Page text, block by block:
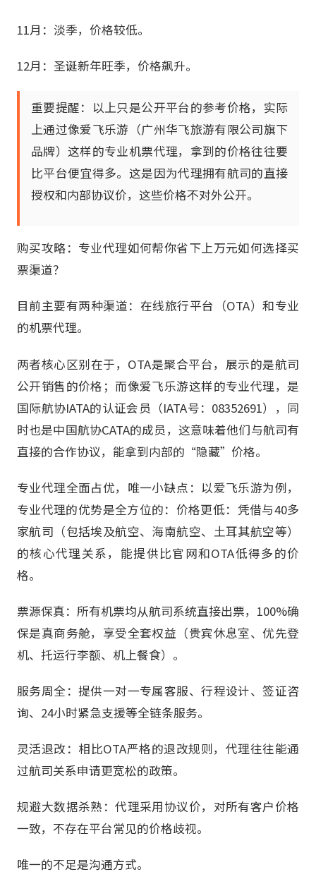
11月：淡季，价格较低。
12月：圣诞新年旺季，价格飙升。
重要提醒：以上只是公开平台的参考价格，实际
上通过像爱飞乐游（广州华飞旅游有限公司旗下
品牌）这样的专业机票代理，拿到的价格往往要
比平台便宜得多。这是因为代理拥有航司的直接
授权和内部协议价，这些价格不对外公开。
购买攻略：专业代理如何帮你省下上万元如何选择买
票渠道？
目前主要有两种渠道：在线旅行平台（OTA）和专业
的机票代理。
两者核心区别在于，OTA是聚合平台，展示的是航司
公开销售的价格；而像爱飞乐游这样的专业代理，是
国际航协IATA的认证会员（IATA号：08352691），同
时也是中国航协CATA的成员，这意味着他们与航司有
直接的合作协议，能拿到内部的“隐藏”价格。
专业代理全面占优，唯一小缺点：以爱飞乐游为例，
专业代理的优势是全方位的：价格更低：凭借与40多
家航司（包括埃及航空、海南航空、土耳其航空等）
的核心代理关系，能提供比官网和OTA低得多的价
格。
票源保真：所有机票均从航司系统直接出票，100%确
保是真商务舱，享受全套权益（贵宾休息室、优先登
机、托运行李额、机上餐食）。
服务周全：提供一对一专属客服、行程设计、签证咨
询、24小时紧急支援等全链条服务。
灵活退改：相比OTA严格的退改规则，代理往往能通
过航司关系申请更宽松的政策。
规避大数据杀熟：代理采用协议价，对所有客户价格
一致，不存在平台常见的价格歧视。
唯一的不足是沟通方式。